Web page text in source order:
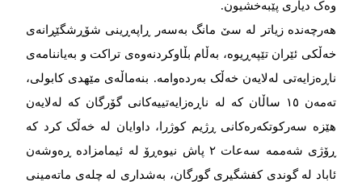
وەک دیاری پێبەخشیون.
هەرچەندە زیاتر لە سێ مانگ بەسەر ڕاپەڕینی شۆڕشگێڕانەی
خەڵکی ئێران تێپەڕیوە، بەڵام بڵاوکردنەوەی تراکت و بەیاننامەی
ناڕەزایەتی لەلایەن خەڵک بەردەوامە. بنەماڵەی مێهدی کابولی،
تەمەن ١٥ ساڵان کە لە ناڕەزایەتییەکانی گۆرگان کە لەلایەن
هێزە سەرکوتکەرەکانی ڕژیم کوژرا، داوایان لە خەڵک کرد کە
ڕۆژی شەممە سەعات ۲ پاش نیوەڕۆ لە ئیمامزادە ڕەوشەن
ئاباد لە گوندی کفشگیری گورگان، بەشداری لە چلەی ماتەمینی